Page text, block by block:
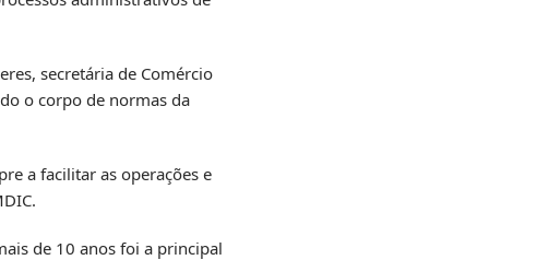
secretária de Comércio
o corpo de normas da
a facilitar as operações e
de 10 anos foi a principal